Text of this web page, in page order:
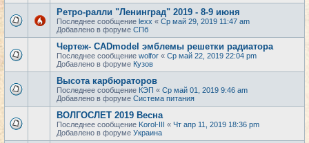
Ретро-ралли "Ленинград" 2019 - 8-9 июня
Последнее сообщение lexx « Ср май 29, 2019 11:47 am
Добавлено в форуме СПб
Чертеж- CADmodel эмблемы решетки радиатора
Последнее сообщение wolfor « Ср май 22, 2019 22:04 pm
Добавлено в форуме Кузов
Высота карбюраторов
Последнее сообщение КЭП « Ср май 01, 2019 9:46 am
Добавлено в форуме Система питания
ВОЛГОСЛЕТ 2019 Весна
Последнее сообщение Korol-III « Чт апр 11, 2019 18:36 pm
Добавлено в форуме Украина